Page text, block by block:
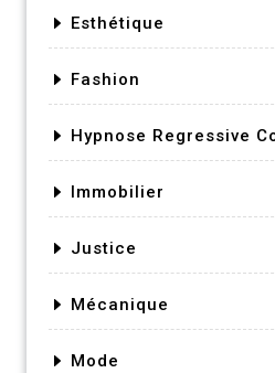
Esthétique
Fashion
Hypnose Regressive
Immobilier
Justice
Mécanique
Mode